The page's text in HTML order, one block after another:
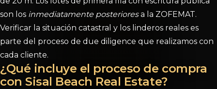
son los inmediatamente posterioresa la ZOFEMAT.
Verificar la situación catastral y los linderos reales es
parte del proceso de due diligence que realizamos con
cada cliente.
¿Qué incluye el proceso de compra
con Sisal Beach Real Estate?